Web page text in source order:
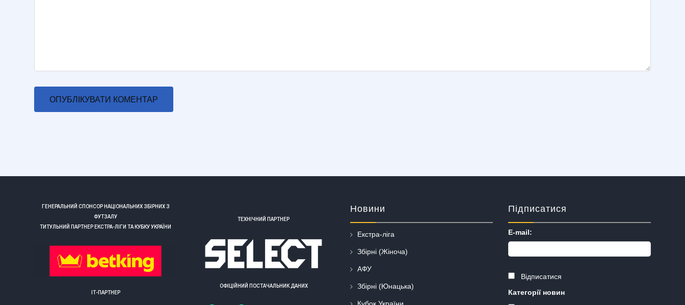
ГЕНЕРАЛЬНИЙ СПОНСОР НАЦІОНАЛЬНИХ ЗБІРНИХ З
ФУТЗАЛУ
ТИТУЛЬНИЙ ПАРТНЕР ЕКСТРА-ЛІГИ ТА КУБКУ УКРАЇНИ
ІТ-ПАРТНЕР
ТЕХНІЧНИЙ ПАРТНЕР
ОФІЦІЙНИЙ ПОСТАЧАЛЬНИК ДАНИХ
Новини
Екстра-ліга
Збірні (Жіноча)
АФУ
Збірні (Юнацька)
Кубок України
Підписатися
E-mail:
Відписатися
Категорії новин